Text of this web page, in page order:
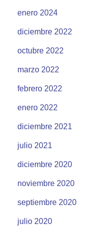
enero 2024
diciembre 2022
octubre 2022
marzo 2022
febrero 2022
enero 2022
diciembre 2021
julio 2021
diciembre 2020
noviembre 2020
septiembre 2020
julio 2020